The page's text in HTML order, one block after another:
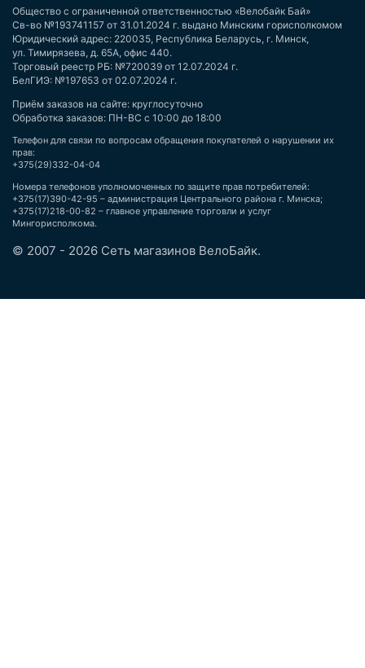
Общество с ограниченной ответственностью «Велобайк Бай»
Св-во №193741157 от 31.01.2024 г. выдано Минским горисполкомом
Юридический адрес: 220035, Республика Беларусь, г. Минск,
ул. Тимирязева, д. 65А, офис 440.
Торговый реестр РБ: №720039 от 12.07.2024 г.
БелГИЭ: №197653 от 02.07.2024 г.
Приём заказов на сайте: круглосуточно
Обработка заказов: ПН-ВС с 10:00 до 18:00
Телефон для связи по вопросам обращения покупателей о нарушении их
прав:
+375(29)332-04-04
Номера телефонов уполномоченных по защите прав потребителей:
+375(17)390-42-95 – администрация Центрального района г. Минска;
+375(17)218-00-82 – главное управление торговли и услуг
Мингорисполкома.
© 2007 - 2026 Сеть магазинов ВелоБайк.